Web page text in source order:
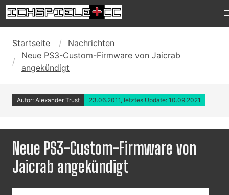
Startseite
Nachrichten
Neue PS3-Custom-Firmware von Jaicrab
angekündigt
Autor: Alexander Trust 23.06.2011, letztes Update: 10.09.2021
Neue PS3-Custom-Firmware von
Jaicrab angekündigt